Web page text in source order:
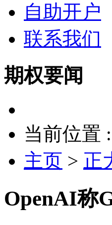
自助开户
联系我们
期权要闻
当前位置 :
主页 > 正
OpenAI称